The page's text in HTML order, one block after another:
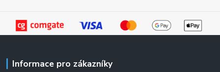
Informace pro zákazníky